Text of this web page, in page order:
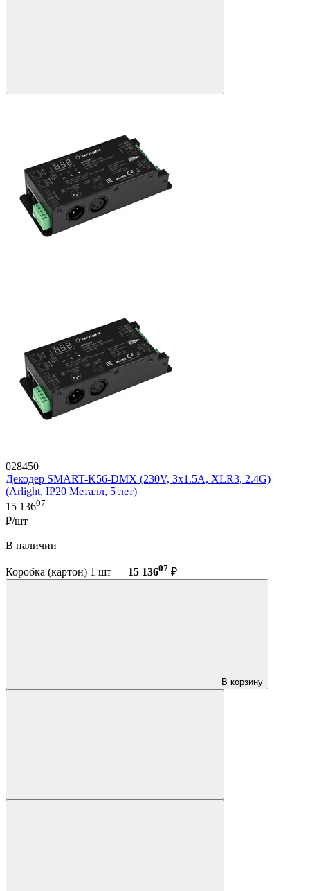
028450
Декодер SMART-K56-DMX (230V, 3x1.5A, XLR3, 2.4G)
(Arlight, IP20 Металл, 5 лет)
15 13607
₽/шт
В наличии
Коробка (картон) 1 шт — 15 13607 ₽
В корзину